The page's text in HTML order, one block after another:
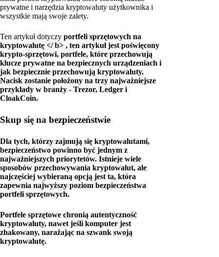
prywatne i narzędzia kryptowaluty użytkownika i
wszystkie mają swoje zalety.
Ten artykuł dotyczy portfeli sprzętowych na
kryptowalutę </ b> , ten artykuł jest poświęcony
krypto-sprzętowi, portfele, które przechowują
klucze prywatne na bezpiecznych urządzeniach i
jak bezpiecznie przechowują kryptowaluty.
Nacisk zostanie położony na trzy najważniejsze
przykłady w branży - Trezor, Ledger i
CloakCoin.
Skup się na bezpieczeństwie
Dla tych, którzy zajmują się kryptowalutami,
bezpieczeństwo powinno być jednym z
najważniejszych priorytetów. Istnieje wiele
sposobów przechowywania kryptowalut, ale
najczęściej wybieraną opcją jest ta, która
zapewnia najwyższy poziom bezpieczeństwa
portfeli sprzętowych.
Portfele sprzętowe chronią autentyczność
kryptowaluty, nawet jeśli komputer jest
zhakowany, narażając na szwank swoją
kryptowalutę.